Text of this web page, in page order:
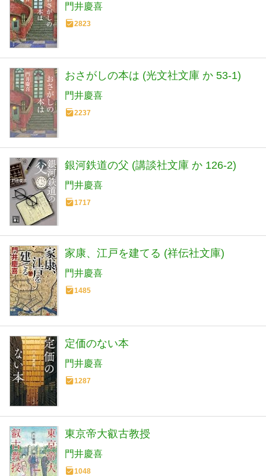
門井慶喜
2823
おさがしの本は (光文社文庫 か 53-1)
門井慶喜
2237
銀河鉄道の父 (講談社文庫 か 126-2)
門井慶喜
1717
家康、江戸を建てる (祥伝社文庫)
門井慶喜
1485
定価のない本
門井慶喜
1287
東京帝大叡古教授
門井慶喜
1048